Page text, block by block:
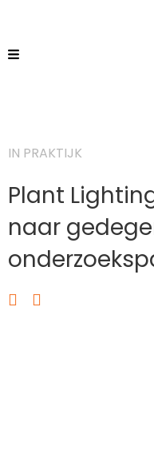
IN PRAKTIJK
Plant
naar